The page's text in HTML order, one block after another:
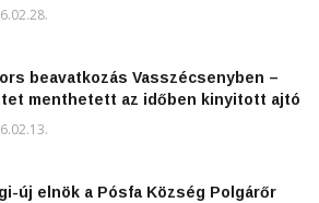
beavatkozás Vasszécsenyben –
menthetett az időben kinyitott ajtó
új elnök a Pósfa Község Polgárőr